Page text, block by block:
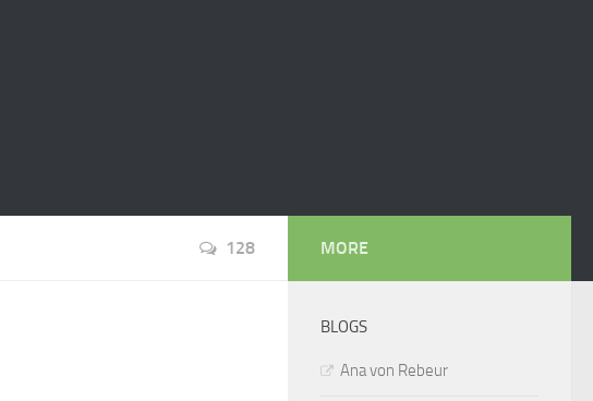
128 MORE
BLOGS
Ana von Rebeur